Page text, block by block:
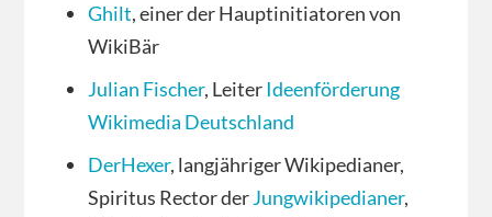
Ghilt, einer der Hauptinitiatoren von
WikiBär
Julian Fischer, LeiterIdeenförderung
Wikimedia Deutschland
DerHexer, langjähriger Wikipedianer,
Spiritus Rector derJungwikipedianer,